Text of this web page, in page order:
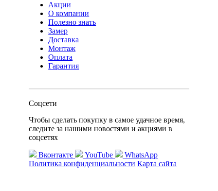
Акции
О компании
Полезно знать
Замер
Доставка
Монтаж
Оплата
Гарантия
Соцсети
Чтобы сделать покупку в самое удачное время,
следите за нашими новостями и акциями в
соцсетях
Вконтакте YouTube
WhatsApp
Политика конфиденциальности Карта сайта